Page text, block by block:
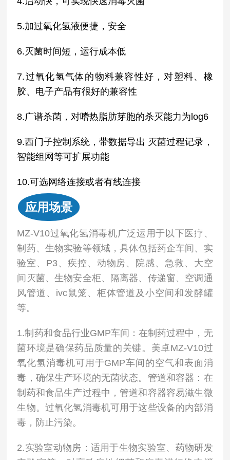
5.加过氧化氢液便捷，安全
6.灭菌时间短，运行成本低
7.过氧化氢气体的物料兼容性好，对塑料、橡
胶、电子产品有很好的兼容性
8.广谱杀菌，对嗜热脂肪芽胞的杀灭能力为log6
9.西门子控制系统，带数据导出 灭菌过程记录，
智能组网等可扩展功能
10.可选网络连接或者有线连接
应用场景
MZ-V10过氧化氢消毒机广泛运用于以下医疗、
制药、生物实验等领域，具体包括药企车间、实
验室、P3、疾控、动物房、院感、急救、大空
间灭菌、生物安全柜、隔离器、传递窗、空调通
风管道、ivc鼠笼、柜体管道及小空间和发酵罐
等。
1.制药和食品行业GMP车间：在制药过程中，无
菌环境是确保药品质量的关键。美卓MZ-V10过
氧化氢消毒机可用于GMP车间的空气和表面消
毒，确保生产环境的无菌状态。管道和容器：在
制药和食品生产过程中，管道和容器容易滋生微
生物。过氧化氢消毒机可用于这些设备的内部消
毒，防止污染。
2.实验室动物房：适用于生物实验室、药物研发